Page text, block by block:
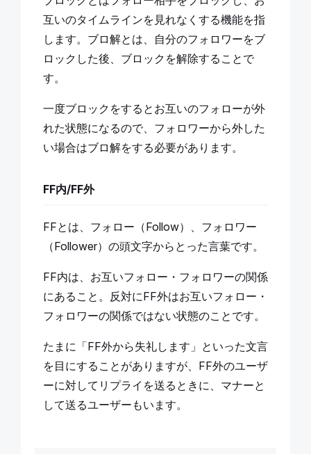
互いのタイムラインを見れなくする機能を指
します。ブロ解とは、自分のフォロワーをブ
ロックした後、ブロックを解除することで
す。
一度ブロックをするとお互いのフォローが外
れた状態になるので、フォロワーから外した
い場合はブロ解をする必要があります。
FF内/FF外
FFとは、フォロー（Follow）、フォロワー
（Follower）の頭文字からとった言葉です。
FF内は、お互いフォロー・フォロワーの関係
にあること。反対にFF外はお互いフォロー・
フォロワーの関係ではない状態のことです。
たまに「FF外から失礼します」といった文言
を目にすることがありますが、FF外のユーザ
ーに対してリプライを送るときに、マナーと
して送るユーザーもいます。